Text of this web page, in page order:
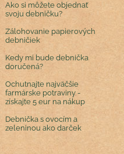
Ako si môžete objednať
svoju debničku?
Zálohovanie papierových
debničiek
Kedy mi bude debnička
doručená?
Ochutnajte najväčšie
farmárske potraviny -
získajte 5 eur na nákup
Debnička s ovocím a
zeleninou ako darček